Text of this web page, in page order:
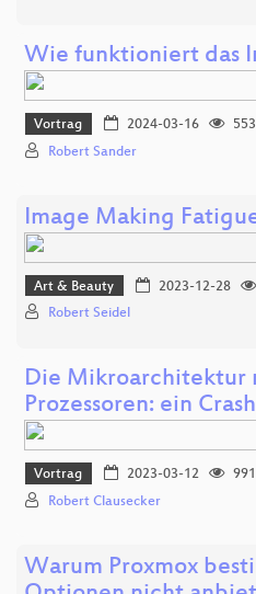
Wie funktioniert das
Vortrag 2024-03-16
553
Robert Sander
Image Making
Art & Beauty 2023-12-28
Robert Seidel
Die Mikroarchitektur
Prozessoren: ein
Vortrag 2023-03-12
991
Robert Clausecker
Warum Proxmox